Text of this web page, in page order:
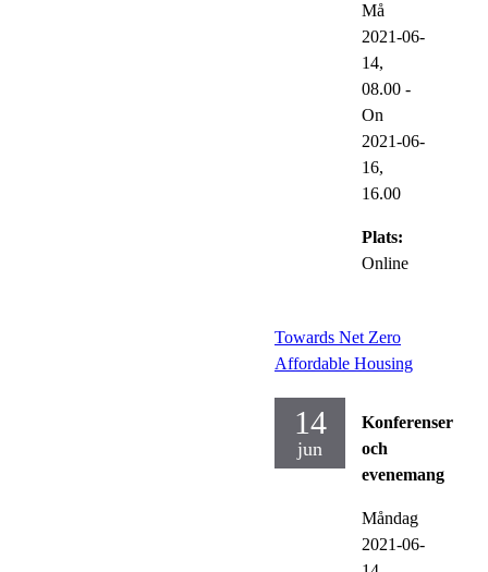
Må
2021-06-
14,
08.00 -
On
2021-06-
16,
16.00
Plats:
Online
Towards Net Zero
Affordable Housing
14
jun
Konferenser
och
evenemang
Måndag
2021-06-